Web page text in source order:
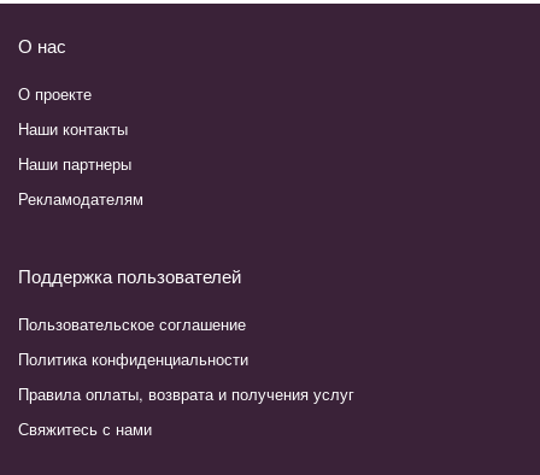
О нас
О проекте
Наши контакты
Наши партнеры
Рекламодателям
Поддержка пользователей
Пользовательское соглашение
Политика конфиденциальности
Правила оплаты, возврата и получения услуг
Свяжитесь с нами